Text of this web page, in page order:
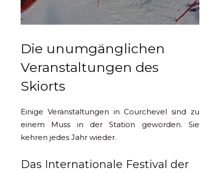
Die unumgänglichen
Veranstaltungen des
Skiorts
Einige Veranstaltungen in Courchevel sind zu
einem Muss in der Station geworden. Sie
kehren jedes Jahr wieder.
Das Internationale Festival der